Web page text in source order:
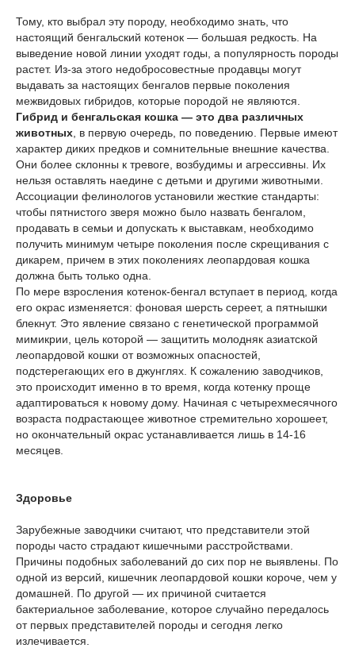
Тому, кто выбрал эту породу, необходимо знать, что
настоящий бенгальский котенок — большая редкость. На
выведение новой линии уходят годы, а популярность породы
растет. Из-за этого недобросовестные продавцы могут
выдавать за настоящих бенгалов первые поколения
межвидовых гибридов, которые породой не являются.
Гибрид и бенгальская кошка — это два различных
животных , в первую очередь, по поведению. Первые имеют
характер диких предков и сомнительные внешние качества.
Они более склонны к тревоге, возбудимы и агрессивны. Их
нельзя оставлять наедине с детьми и другими животными.
Ассоциации фелинологов установили жесткие стандарты:
чтобы пятнистого зверя можно было назвать бенгалом,
продавать в семьи и допускать к выставкам, необходимо
получить минимум четыре поколения после скрещивания с
дикарем, причем в этих поколениях леопардовая кошка
должна быть только одна.
По мере взросления котенок-бенгал вступает в период, когда
его окрас изменяется: фоновая шерсть сереет, а пятнышки
блекнут. Это явление связано с генетической программой
мимикрии, цель которой — защитить молодняк азиатской
леопардовой кошки от возможных опасностей,
подстерегающих его в джунглях. К сожалению заводчиков,
это происходит именно в то время, когда котенку проще
адаптироваться к новому дому. Начиная с четырехмесячного
возраста подрастающее животное стремительно хорошеет,
но окончательный окрас устанавливается лишь в 14-16
месяцев.
Здоровье
Зарубежные заводчики считают, что представители этой
породы часто страдают кишечными расстройствами.
Причины подобных заболеваний до сих пор не выявлены. По
одной из версий, кишечник леопардовой кошки короче, чем у
домашней. По другой — их причиной считается
бактериальное заболевание, которое случайно передалось
от первых представителей породы и сегодня легко
излечивается.